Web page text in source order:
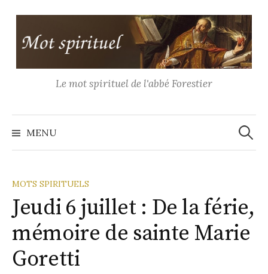
contenu
Le mot spirituel de l'abbé Forestier
MENU
MOTS SPIRITUELS
Jeudi 6 juillet : De la férie,
mémoire de sainte Marie
Goretti